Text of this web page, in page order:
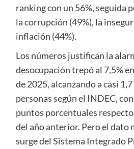
ranking con un 56%, seguida
la corrupción (49%), la
inflación (44%).
Los números justifican la
desocupación trepó al 7,5%
de 2025, alcanzando a casi
personas según el INDEC,
puntos porcentuales
del año anterior. Pero el dato
surge del Sistema Integrado